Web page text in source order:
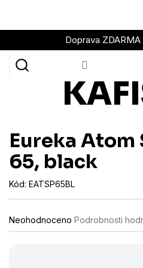
obsah
Doprava ZDARMA
Eureka
65, black
Kód: EATSP65BL
Průměrné
hodnocení
Neohodnoceno Podrobnosti